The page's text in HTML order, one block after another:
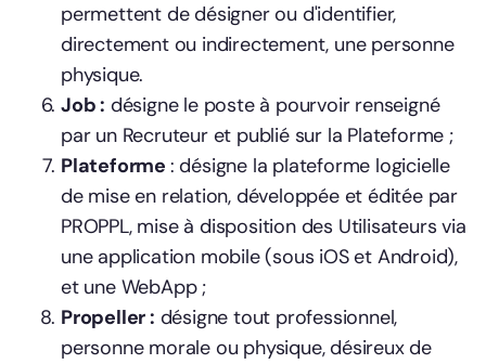
permettent de désigner ou d'identifier,
directement ou indirectement, une personne
physique.
Job : désigne le poste à pourvoir renseigné
par un Recruteur et publié sur la Plateforme ;
Plateforme : désigne la plateforme logicielle
de mise en relation, développée et éditée par
PROPPL, mise à disposition des Utilisateurs via
une application mobile (sous iOS et Android),
et une WebApp ;
Propeller : désigne tout professionnel,
personne morale ou physique, désireux de